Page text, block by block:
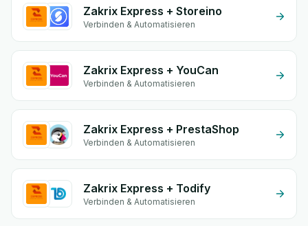
Zakrix Express + Storeino
Verbinden & Automatisieren
Zakrix Express + YouCan
Verbinden & Automatisieren
Zakrix Express + PrestaShop
Verbinden & Automatisieren
Zakrix Express + Todify
Verbinden & Automatisieren